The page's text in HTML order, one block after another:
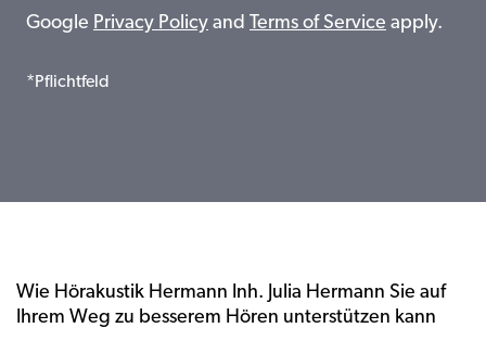
Google Privacy Policy and Terms of Service apply.
*Pflichtfeld
Wie Hörakustik Hermann Inh. Julia Hermann Sie auf
Ihrem Weg zu besserem Hören unterstützen kann